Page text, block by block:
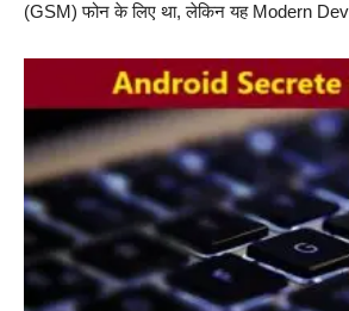
(GSM) फोन के लिए था, लेकिन यह Modern